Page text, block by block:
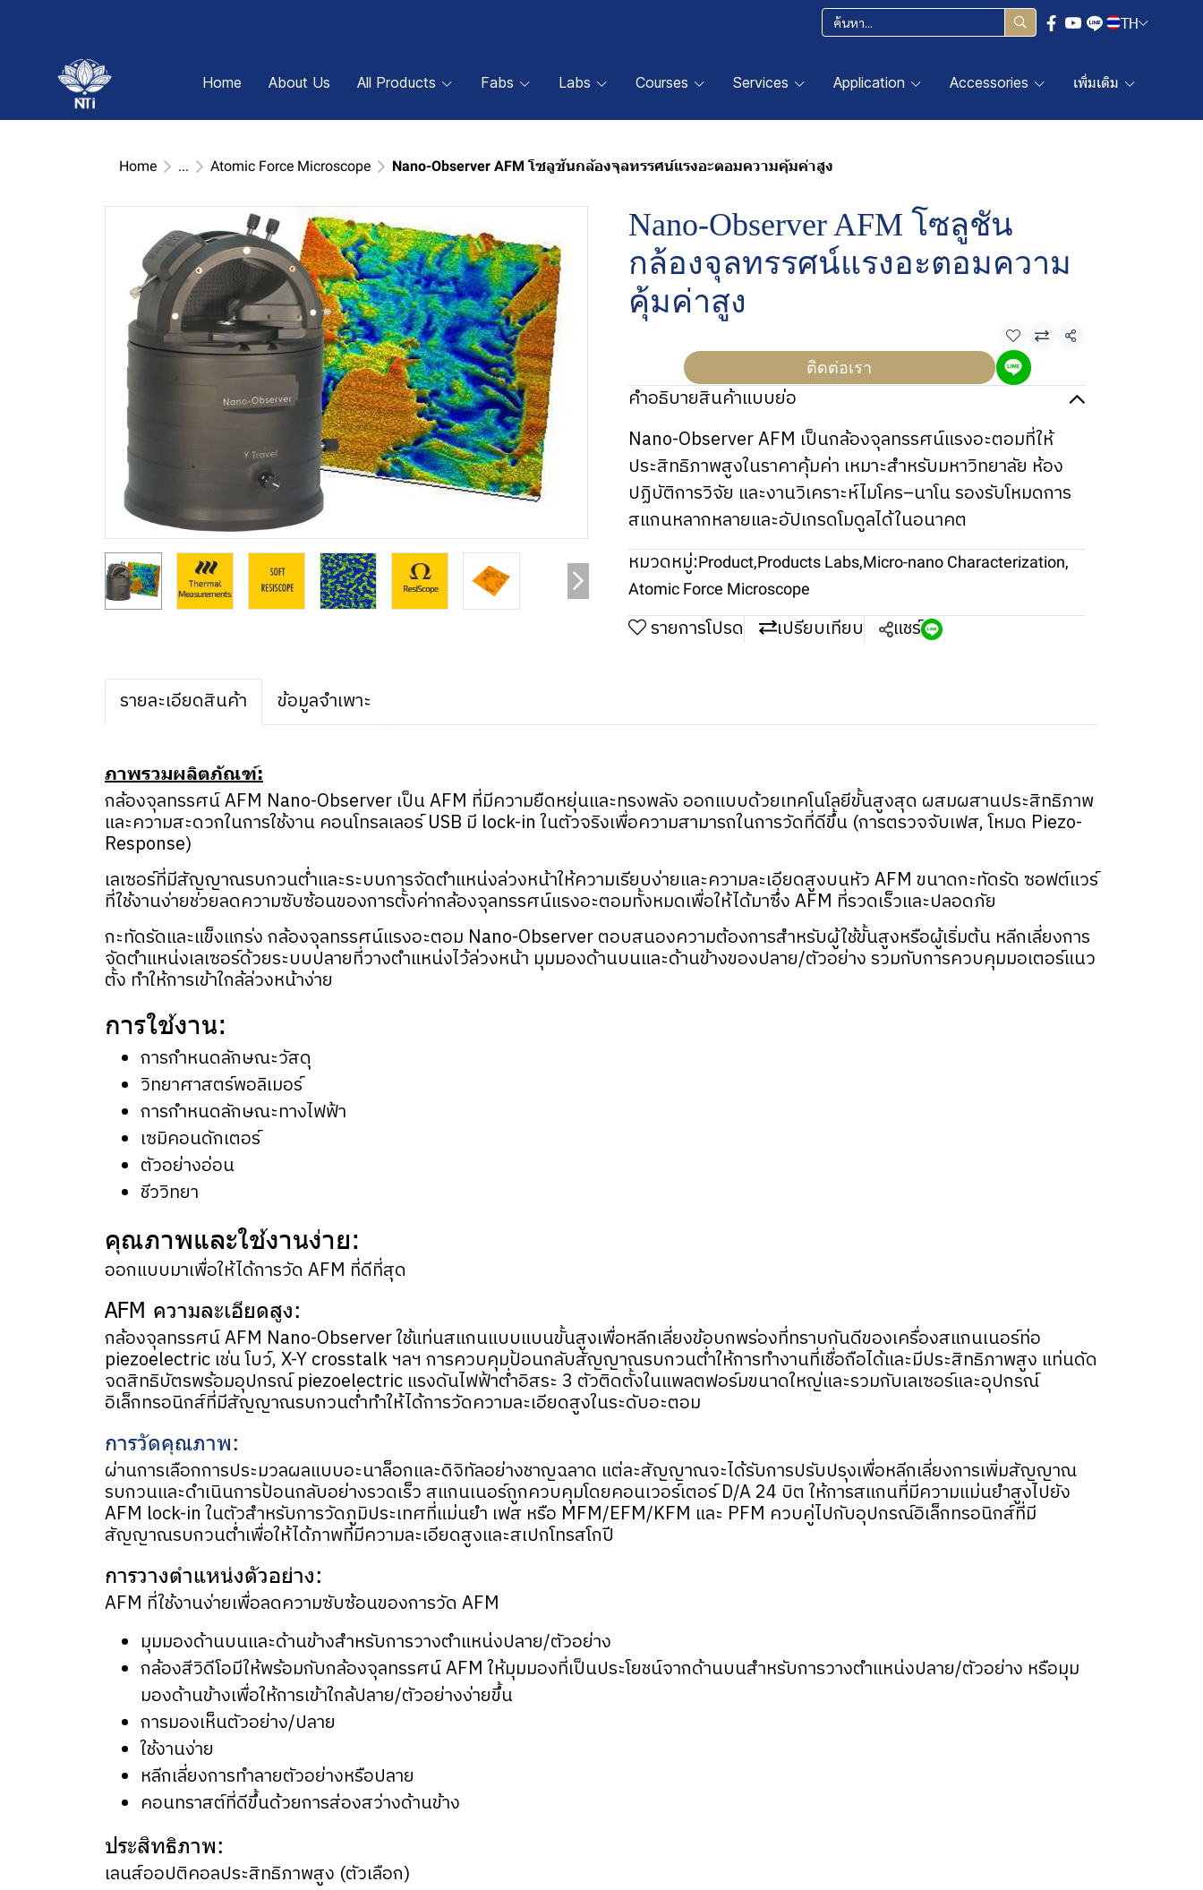
TH
Home About Us All Products Fabs Labs Courses Services Application Accessories เพิ่มเติม
Home ... Atomic Force Microscope Nano-Observer AFM โซลูชันกล้องจุลทรรศน์แรงอะตอมความคุ้มค่าสูง
Nano-Observer AFM โซลูชัน
กล้องจุลทรรศน์แรงอะตอมความ
คุ้มค่าสูง
แชร์
ติดต่อเรา
คำอธิบายสินค้าแบบย่อ
Nano-Observer AFM เป็นกล้องจุลทรรศน์แรงอะตอมที่ให้
ประสิทธิภาพสูงในราคาคุ้มค่า เหมาะสำหรับมหาวิทยาลัย ห้อง
ปฏิบัติการวิจัย และงานวิเคราะห์ไมโคร–นาโน รองรับโหมดการ
สแกนหลากหลายและอัปเกรดโมดูลได้ในอนาคต
หมวดหมู่:Product,Products Labs,Micro-nano Characterization,
Atomic Force Microscope
รายการโปรด เปรียบเทียบ แชร์
รายละเอียดสินค้า ข้อมูลจำเพาะ
ภาพรวมผลิตภัณฑ์:
กล้องจุลทรรศน์ AFM Nano-Observer เป็น AFM ที่มีความยืดหยุ่นและทรงพลัง ออกแบบด้วยเทคโนโลยีขั้นสูงสุด ผสมผสานประสิทธิภาพ
และความสะดวกในการใช้งาน คอนโทรลเลอร์ USB มี lock-in ในตัวจริงเพื่อความสามารถในการวัดที่ดีขึ้น (การตรวจจับเฟส, โหมด Piezo-
Response)
เลเซอร์ที่มีสัญญาณรบกวนต่ำและระบบการจัดตำแหน่งล่วงหน้าให้ความเรียบง่ายและความละเอียดสูงบนหัว AFM ขนาดกะทัดรัด ซอฟต์แวร์
ที่ใช้งานง่ายช่วยลดความซับซ้อนของการตั้งค่ากล้องจุลทรรศน์แรงอะตอมทั้งหมดเพื่อให้ได้มาซึ่ง AFM ที่รวดเร็วและปลอดภัย
กะทัดรัดและแข็งแกร่ง กล้องจุลทรรศน์แรงอะตอม Nano-Observer ตอบสนองความต้องการสำหรับผู้ใช้ขั้นสูงหรือผู้เริ่มต้น หลีกเลี่ยงการ
จัดตำแหน่งเลเซอร์ด้วยระบบปลายที่วางตำแหน่งไว้ล่วงหน้า มุมมองด้านบนและด้านข้างของปลาย/ตัวอย่าง รวมกับการควบคุมมอเตอร์แนว
ตั้ง ทำให้การเข้าใกล้ล่วงหน้าง่าย
การใช้งาน:
การกำหนดลักษณะวัสดุ
วิทยาศาสตร์พอลิเมอร์
การกำหนดลักษณะทางไฟฟ้า
เซมิคอนดักเตอร์
ตัวอย่างอ่อน
ชีววิทยา
คุณภาพและใช้งานง่าย:
ออกแบบมาเพื่อให้ได้การวัด AFM ที่ดีที่สุด
AFM ความละเอียดสูง:
กล้องจุลทรรศน์ AFM Nano-Observer ใช้แท่นสแกนแบบแบนขั้นสูงเพื่อหลีกเลี่ยงข้อบกพร่องที่ทราบกันดีของเครื่องสแกนเนอร์ท่อ
piezoelectric เช่น โบว์, X-Y crosstalk ฯลฯ การควบคุมป้อนกลับสัญญาณรบกวนต่ำให้การทำงานที่เชื่อถือได้และมีประสิทธิภาพสูง แท่นดัด
จดสิทธิบัตรพร้อมอุปกรณ์ piezoelectric แรงดันไฟฟ้าต่ำอิสระ 3 ตัวติดตั้งในแพลตฟอร์มขนาดใหญ่และรวมกับเลเซอร์และอุปกรณ์
อิเล็กทรอนิกส์ที่มีสัญญาณรบกวนต่ำทำให้ได้การวัดความละเอียดสูงในระดับอะตอม
การวัดคุณภาพ:
ผ่านการเลือกการประมวลผลแบบอะนาล็อกและดิจิทัลอย่างชาญฉลาด แต่ละสัญญาณจะได้รับการปรับปรุงเพื่อหลีกเลี่ยงการเพิ่มสัญญาณ
รบกวนและดำเนินการป้อนกลับอย่างรวดเร็ว สแกนเนอร์ถูกควบคุมโดยคอนเวอร์เตอร์ D/A 24 บิต ให้การสแกนที่มีความแม่นยำสูงไปยัง
AFM lock-in ในตัวสำหรับการวัดภูมิประเทศที่แม่นยำ เฟส หรือ MFM/EFM/KFM และ PFM ควบคู่ไปกับอุปกรณ์อิเล็กทรอนิกส์ที่มี
สัญญาณรบกวนต่ำเพื่อให้ได้ภาพที่มีความละเอียดสูงและสเปกโทรสโกปี
การวางตำแหน่งตัวอย่าง:
AFM ที่ใช้งานง่ายเพื่อลดความซับซ้อนของการวัด AFM
มุมมองด้านบนและด้านข้างสำหรับการวางตำแหน่งปลาย/ตัวอย่าง
กล้องสีวิดีโอมีให้พร้อมกับกล้องจุลทรรศน์ AFM ให้มุมมองที่เป็นประโยชน์จากด้านบนสำหรับการวางตำแหน่งปลาย/ตัวอย่าง หรือมุม
มองด้านข้างเพื่อให้การเข้าใกล้ปลาย/ตัวอย่างง่ายขึ้น
การมองเห็นตัวอย่าง/ปลาย
ใช้งานง่าย
หลีกเลี่ยงการทำลายตัวอย่างหรือปลาย
คอนทราสต์ที่ดีขึ้นด้วยการส่องสว่างด้านข้าง
ประสิทธิภาพ:
เลนส์ออปติคอลประสิทธิภาพสูง (ตัวเลือก)